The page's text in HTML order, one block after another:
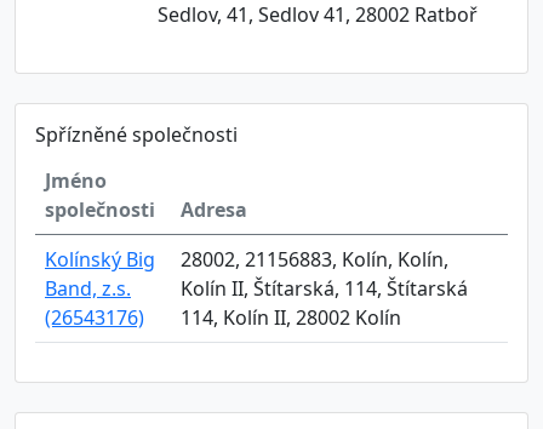
Sedlov, 41, Sedlov 41, 28002 Ratboř
Spřízněné společnosti
Jméno
společnosti
Adresa
Kolínský Big
Band, z.s.
(26543176)
28002, 21156883, Kolín, Kolín,
Kolín II, Štítarská, 114, Štítarská
114, Kolín II, 28002 Kolín